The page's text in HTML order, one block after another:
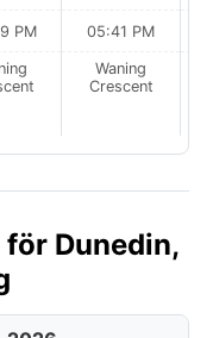
PM 05:41 PM
Waning
Crescent
Dunedin,